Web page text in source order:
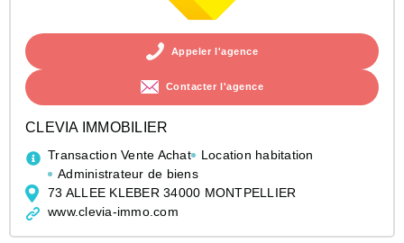
Appeler l'agence
Contacter l'agence
CLEVIA IMMOBILIER
Transaction Vente Achat
Location habitation
Administrateur de biens
73 ALLEE KLEBER 34000 MONTPELLIER
www.clevia-immo.com